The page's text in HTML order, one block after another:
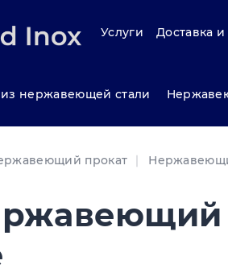
Услуги Доставка и
нержавеющей стали
прокат